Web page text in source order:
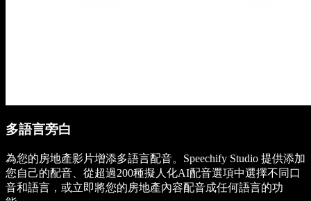
多語言旁白
為您的房地產影片增添多語言配音。Speechify Studio 提供添加
您自己的配音、從超過200種擬人化AI配音選項中選擇不同口
音和語言，或立即將您的房地產內容配音成任何語言的功